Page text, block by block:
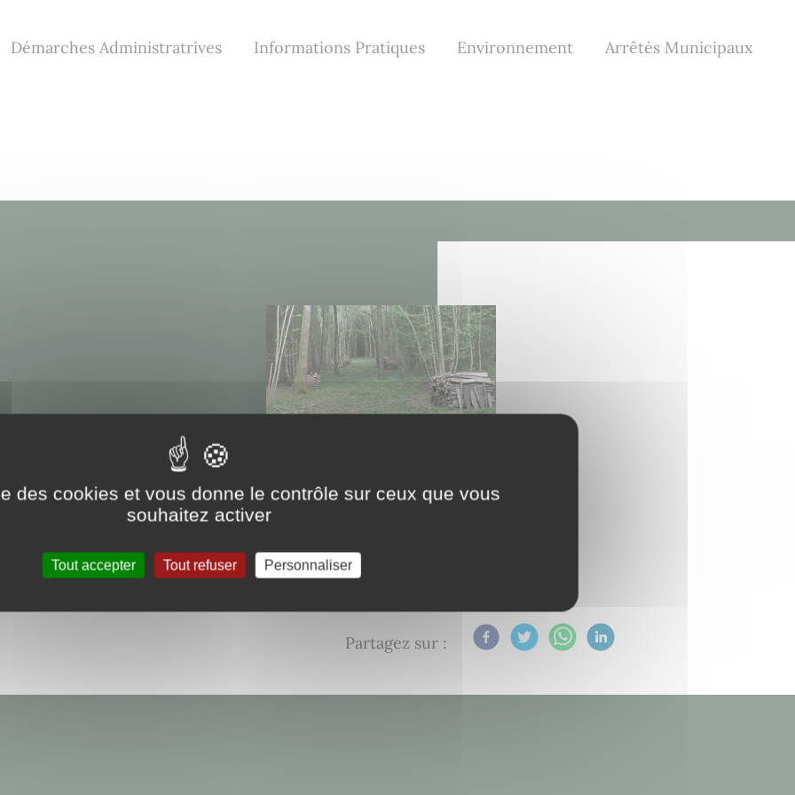
Démarches Administratrives Informations Pratiques Environnement Arrêtés Municipaux
Partagez sur :
des cookies et vous donne le contrôle sur ceux que vous
souhaitez activer
Tout accepter Tout refuser Personnaliser